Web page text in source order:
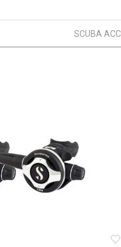
SCUBA ACC